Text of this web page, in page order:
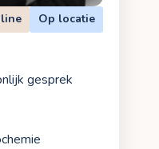
Op locatie
gesprek